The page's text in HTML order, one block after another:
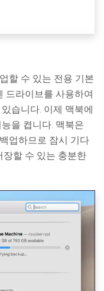
할 수 있는 전용 기본
드라이브를 사용하여
습니다. 이제 맥북에
을 켭니다. 맥북은
업하므로 잠시 기다
장할 수 있는 충분한